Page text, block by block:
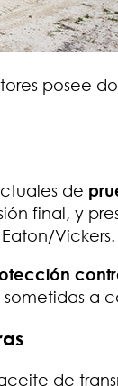
posee
de
final, y
Vickers.
a
de